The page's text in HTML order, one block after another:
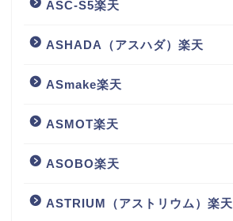
ASC-S5楽天
ASHADA（アスハダ）楽天
ASmake楽天
ASMOT楽天
ASOBO楽天
ASTRIUM（アストリウム）楽天